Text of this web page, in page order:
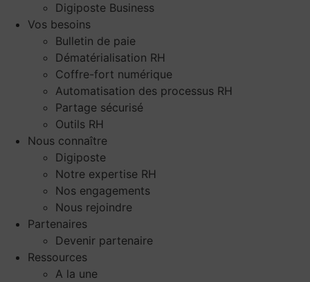
Digiposte Business
Vos besoins
Bulletin de paie
Dématérialisation RH
Coffre-fort numérique
Automatisation des processus RH
Partage sécurisé
Outils RH
Nous connaître
Digiposte
Notre expertise RH
Nos engagements
Nous rejoindre
Partenaires
Devenir partenaire
Ressources
A la une